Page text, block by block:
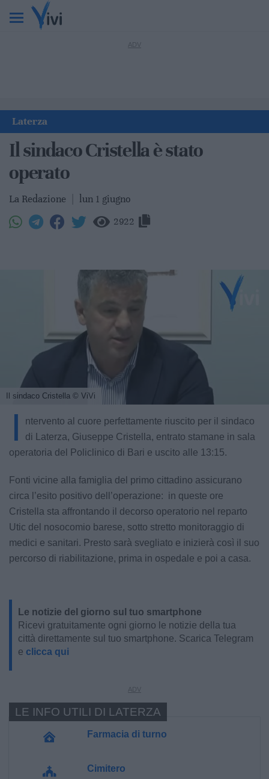
Laterza
Il sindaco Cristella è stato
operato
La Redazione lun 1 giugno
2922
Il sindaco Cristella © ViVi
I
ntervento al cuore perfettamente riuscito per il sindaco
di Laterza, Giuseppe Cristella, entrato stamane in sala
operatoria del Policlinico di Bari e uscito alle 13:15.
Fonti vicine alla famiglia del primo cittadino assicurano
circa l’esito positivo dell’operazione: in queste ore
Cristella sta affrontando il decorso operatorio nel reparto
Utic del nosocomio barese, sotto stretto monitoraggio di
medici e sanitari. Presto sarà svegliato e inizierà così il suo
percorso di riabilitazione, prima in ospedale e poi a casa.
Le notizie del giorno sul tuo smartphone
Ricevi gratuitamente ogni giorno le notizie della tua
città direttamente sul tuo smartphone. Scarica Telegram
e clicca qui
Farmacia di turno
Cimitero
LE INFO UTILI DI LATERZA